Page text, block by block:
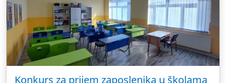
Konkurs za prijem zaposlenika u školama